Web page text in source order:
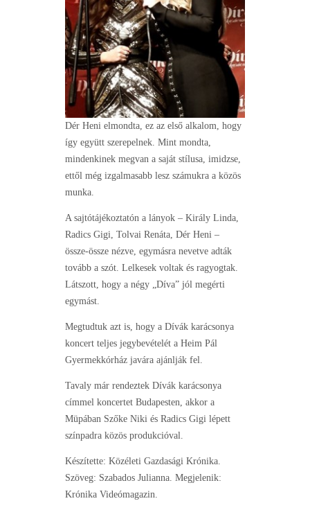
Dér Heni elmondta, ez az első alkalom, hogy
így együtt szerepelnek. Mint mondta,
mindenkinek megvan a saját stílusa, imidzse,
ettől még izgalmasabb lesz számukra a közös
munka.
A sajtótájékoztatón a lányok – Király Linda,
Radics Gigi, Tolvai Renáta, Dér Heni –
össze-össze nézve, egymásra nevetve adták
tovább a szót. Lelkesek voltak és ragyogtak.
Látszott, hogy a négy „Díva” jól megérti
egymást.
Megtudtuk azt is, hogy a Dívák karácsonya
koncert teljes jegybevételét a Heim Pál
Gyermekkórház javára ajánlják fel.
Tavaly már rendeztek Dívák karácsonya
címmel koncertet Budapesten, akkor a
Müpában Szőke Niki és Radics Gigi lépett
színpadra közös produkcióval.
Készítette: Közéleti Gazdasági Krónika.
Szöveg: Szabados Julianna. Megjelenik:
Krónika Videómagazin.